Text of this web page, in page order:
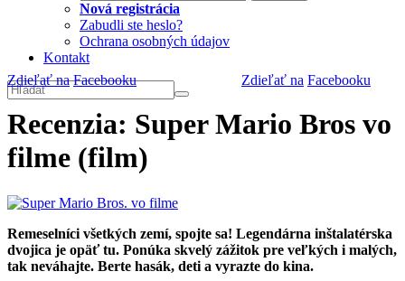
Nová registrácia
Zabudli ste heslo?
Ochrana osobných údajov
Kontakt
Zdieľať na Facebooku
Zdieľať na Facebooku
Recenzia: Super Mario Bros vo
filme (film)
Remeselníci všetkých zemí, spojte sa! Legendárna inštalatérska
dvojica je opäť tu. Ponúka skvelý zážitok pre veľkých i malých,
tak neváhajte. Berte hasák, deti a vyrazte do kina.